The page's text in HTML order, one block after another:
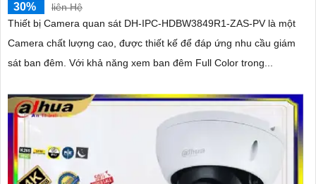
30%
liên Hệ
Thiết bị Camera quan sát DH-IPC-HDBW3849R1-ZAS-PV là một
Camera chất lượng cao, được thiết kế để đáp ứng nhu cầu giám
sát ban đêm. Với khả năng xem ban đêm Full Color trong...